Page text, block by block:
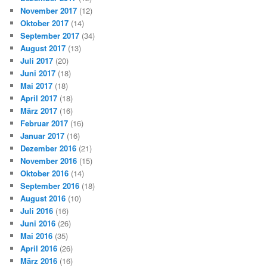
November 2017 (12)
Oktober 2017 (14)
September 2017 (34)
August 2017 (13)
Juli 2017 (20)
Juni 2017 (18)
Mai 2017 (18)
April 2017 (18)
März 2017 (16)
Februar 2017 (16)
Januar 2017 (16)
Dezember 2016 (21)
November 2016 (15)
Oktober 2016 (14)
September 2016 (18)
August 2016 (10)
Juli 2016 (16)
Juni 2016 (26)
Mai 2016 (35)
April 2016 (26)
März 2016 (16)